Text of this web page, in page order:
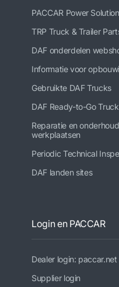
PACCAR Power
TRP Truck & Trailer
DAF onderdelen
Informatie voor
Gebruikte DAF Trucks
DAF Ready-to-Go
Reparatie en
werkplaatsen
Periodic Technical
DAF landen sites
Login en PACCAR
Dealer login: paccar.net
Supplier login